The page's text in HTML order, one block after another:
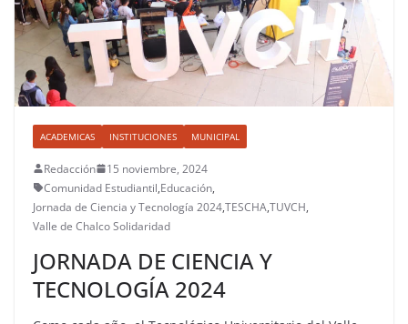
ACADEMICAS INSTITUCIONES MUNICIPAL
Redacción
15 noviembre, 2024
Comunidad Estudiantil,Educación,
Jornada de Ciencia y Tecnología 2024,TESCHA,TUVCH,
Valle de Chalco Solidaridad
JORNADA DE CIENCIA Y
TECNOLOGÍA 2024